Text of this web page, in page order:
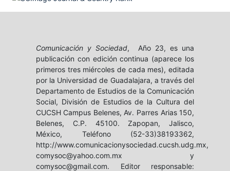
Comunicación y Sociedad, Año 23, es una
publicación con edición continua (aparece los
primeros tres miércoles de cada mes), editada
por la Universidad de Guadalajara, a través del
Departamento de Estudios de la Comunicación
Social, División de Estudios de la Cultura del
CUCSH Campus Belenes, Av. Parres Arias 150,
Belenes, C.P. 45100. Zapopan, Jalisco,
México, Teléfono (52-33)38193362,
http://www.comunicacionysociedad.cucsh.udg.mx,
comysoc@yahoo.com.mx y
comysoc@gmail.com. Editor responsable: